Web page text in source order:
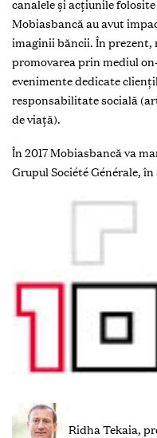
canalele şi acţiunile
Mobiasbancă au avut
imaginii băncii. În prezent,
promovarea prin mediul
evenimente dedicate
responsabilitate socială
de viaţă).
În 2017 Mobiasbancă va
Grupul Société Géné­rale,
Ridha Tekaia,